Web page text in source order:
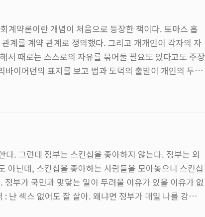
..
계약론이란 개념이 처음으로 등장한 책이다. 토마스 홉
계를 계약 관계로 정의했다. 그리고 개개인이 각자의 자
서 때로는 스스로의 자유를 묶어둘 필요도 있다고도 주장
이어던의 표지를 보고 법과 도덕의 출발이 개인의 두려
는 굴레를 만들어 스스로를 가둔다. 그 법과 도덕을 휘둘
통이나 아픔을 이해하지 못하는 사람에게 올바른 법적,
. 이..
다. 그런데 정부는 스킨십을 좋아하지 않는다. 정부는 외
아닌데, 스킨십을 좋아하는 사람들을 모아놓으니 스킨십
부가 국민과 맞닿는 일이 두려울 이유가 있을 이유가 없
섹스 없어도 잘 살아. 왜냐면 정부가 매일 나를 강간하